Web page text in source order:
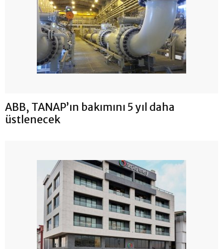
ABB, TANAP’ın bakımını 5 yıl daha
üstlenecek